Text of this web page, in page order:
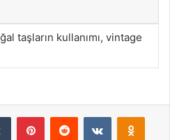
taşların kullanımı, vintage
Tumblr PinterestReddit VKontakte